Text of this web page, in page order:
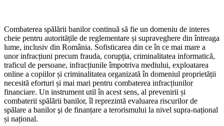
Combaterea spălării banilor continuă să fie un domeniu de interes
cheie pentru autoritățile de reglementare și supraveghere din întreaga
lume, inclusiv din România. Sofisticarea din ce în ce mai mare a
unor infracțiuni precum frauda, corupția, criminalitatea informatică,
traficul de persoane, infracțiunile împotriva mediului, exploatarea
online a copiilor și criminalitatea organizată în domeniul proprietății
necesită eforturi și mai mari pentru combaterea infracțiunilor
financiare. Un instrument util în acest sens, al prevenirii și
combaterii spălării banilor, îl reprezintă evaluarea riscurilor de
spălare a banilor şi de finanțare a terorismului la nivel supra-național
și național.